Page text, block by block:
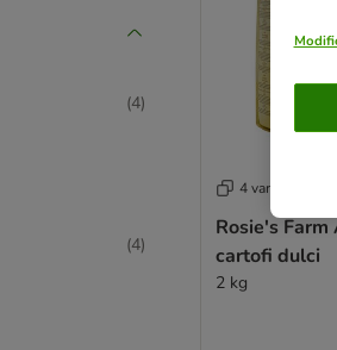
(4)
(4)
4 variante
Rosie's
cartofi dulci
2 kg